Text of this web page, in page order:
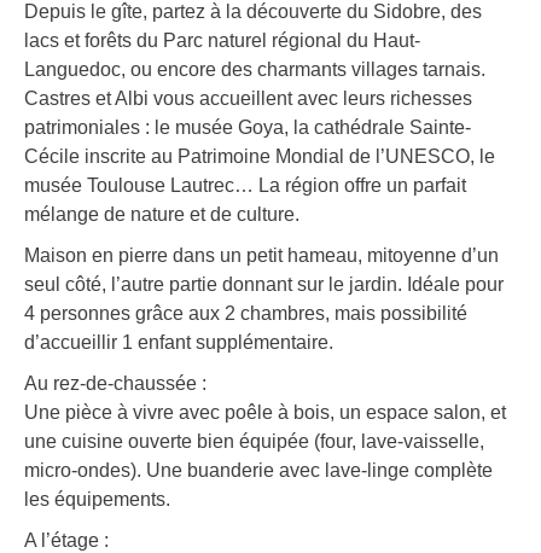
Depuis le gîte, partez à la découverte du Sidobre, des
lacs et forêts du Parc naturel régional du Haut-
Languedoc, ou encore des charmants villages tarnais.
Castres et Albi vous accueillent avec leurs richesses
patrimoniales : le musée Goya, la cathédrale Sainte-
Cécile inscrite au Patrimoine Mondial de l’UNESCO, le
musée Toulouse Lautrec… La région offre un parfait
mélange de nature et de culture.
Maison en pierre dans un petit hameau, mitoyenne d’un
seul côté, l’autre partie donnant sur le jardin. Idéale pour
4 personnes grâce aux 2 chambres, mais possibilité
d’accueillir 1 enfant supplémentaire.
Au rez-de-chaussée :
Une pièce à vivre avec poêle à bois, un espace salon, et
une cuisine ouverte bien équipée (four, lave-vaisselle,
micro-ondes). Une buanderie avec lave-linge complète
les équipements.
A l’étage :